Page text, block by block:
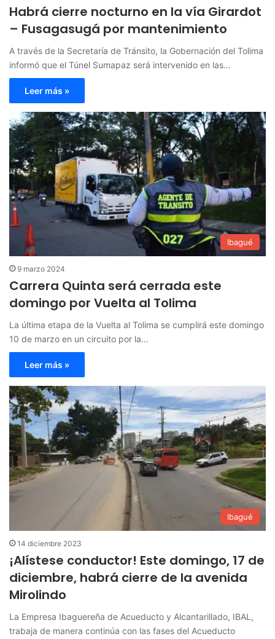
Habrá cierre nocturno en la vía Girardot
– Fusagasugá por mantenimiento
A través de la Secretaría de Tránsito, la Gobernación del Tolima
informó que el Túnel Sumapaz será intervenido en las…
Leer más »
Ibagué
9 marzo 2024
Carrera Quinta será cerrada este
domingo por Vuelta al Tolima
La última etapa de la Vuelta al Tolima se cumplirá este domingo
10 de marzo en un circuito por la…
Leer más »
Ibagué
14 diciembre 2023
¡Alístese conductor! Este domingo, 17 de
diciembre, habrá cierre de la avenida
Mirolindo
La Empresa Ibaguereña de Acueducto y Alcantarillado, IBAL,
trabaja de manera continúa con las fases del Acueducto